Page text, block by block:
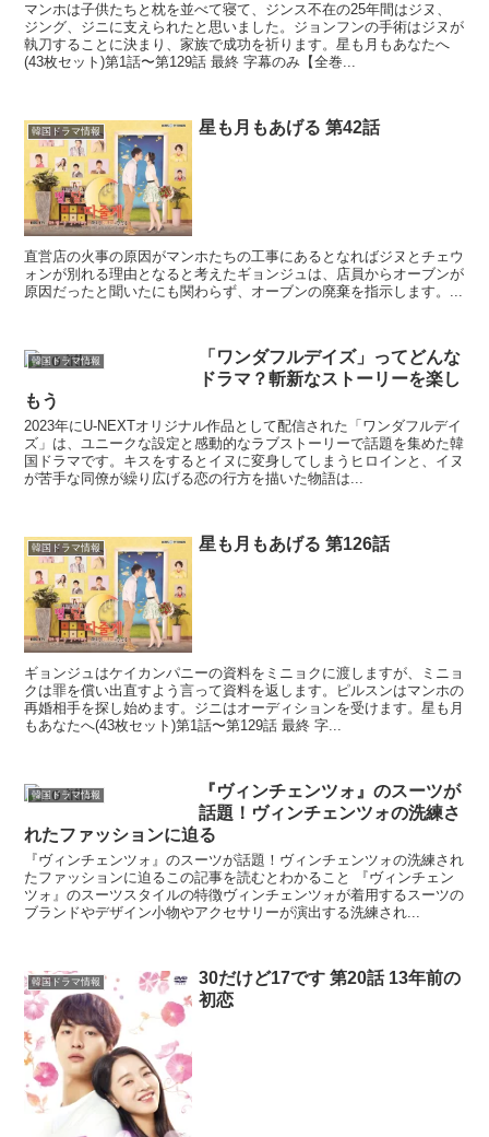
マンホは子供たちと枕を並べて寝て、ジンス不在の25年間はジヌ、
ジング、ジニに支えられたと思いました。ジョンフンの手術はジヌが
執刀することに決まり、家族で成功を祈ります。星も月もあなたへ
(43枚セット)第1話〜第129話 最終 字幕のみ【全巻...
韓国ドラマ情報 星も月もあげる 第42話
直営店の火事の原因がマンホたちの工事にあるとなればジヌとチェウ
ォンが別れる理由となると考えたギョンジュは、店員からオーブンが
原因だったと聞いたにも関わらず、オーブンの廃棄を指示します。...
韓国ドラマ情報
「ワンダフルデイズ」ってどんな
ドラマ？斬新なストーリーを楽し
もう
2023年にU-NEXTオリジナル作品として配信された「ワンダフルデイ
ズ」は、ユニークな設定と感動的なラブストーリーで話題を集めた韓
国ドラマです。キスをするとイヌに変身してしまうヒロインと、イヌ
が苦手な同僚が繰り広げる恋の行方を描いた物語は...
韓国ドラマ情報 星も月もあげる 第126話
ギョンジュはケイカンパニーの資料をミニョクに渡しますが、ミニョ
クは罪を償い出直すよう言って資料を返します。ピルスンはマンホの
再婚相手を探し始めます。ジニはオーディションを受けます。星も月
もあなたへ(43枚セット)第1話〜第129話 最終 字...
韓国ドラマ情報
『ヴィンチェンツォ』のスーツが
話題！ヴィンチェンツォの洗練さ
れたファッションに迫る
『ヴィンチェンツォ』のスーツが話題！ヴィンチェンツォの洗練され
たファッションに迫るこの記事を読むとわかること 『ヴィンチェン
ツォ』のスーツスタイルの特徴ヴィンチェンツォが着用するスーツの
ブランドやデザイン小物やアクセサリーが演出する洗練され...
韓国ドラマ情報
30だけど17です 第20話 13年前の
初恋